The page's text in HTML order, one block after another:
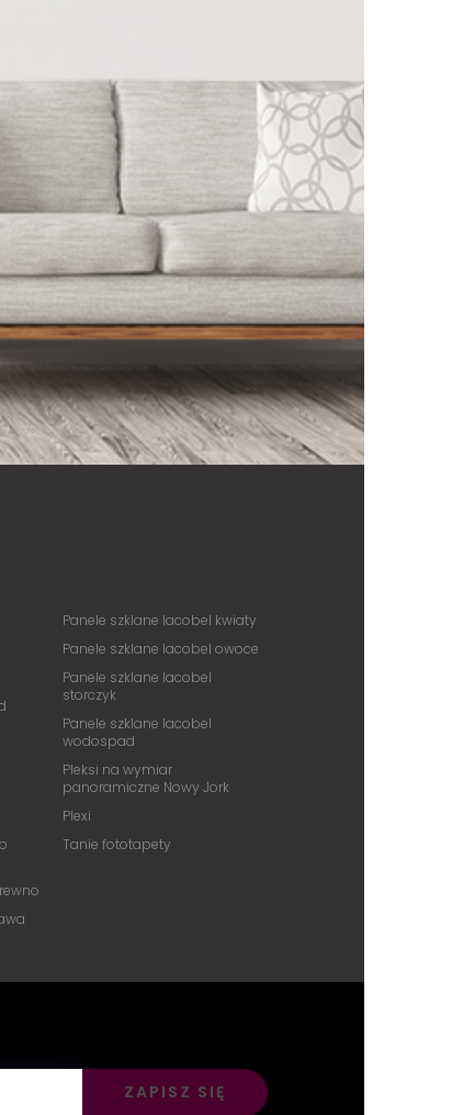
Panele szklane lacobel kwiaty
Panele szklane lacobel owoce
Panele szklane lacobel
storczyk
Panele szklane lacobel
wodospad
Pleksi na wymiar
panoramiczne Nowy Jork
Plexi
Tanie fototapety
ZAPISZ SIĘ